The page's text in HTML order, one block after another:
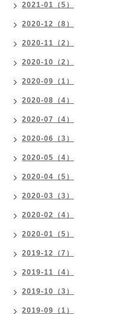
2021-01（5）
2020-12（8）
2020-11（2）
2020-10（2）
2020-09（1）
2020-08（4）
2020-07（4）
2020-06（3）
2020-05（4）
2020-04（5）
2020-03（3）
2020-02（4）
2020-01（5）
2019-12（7）
2019-11（4）
2019-10（3）
2019-09（1）